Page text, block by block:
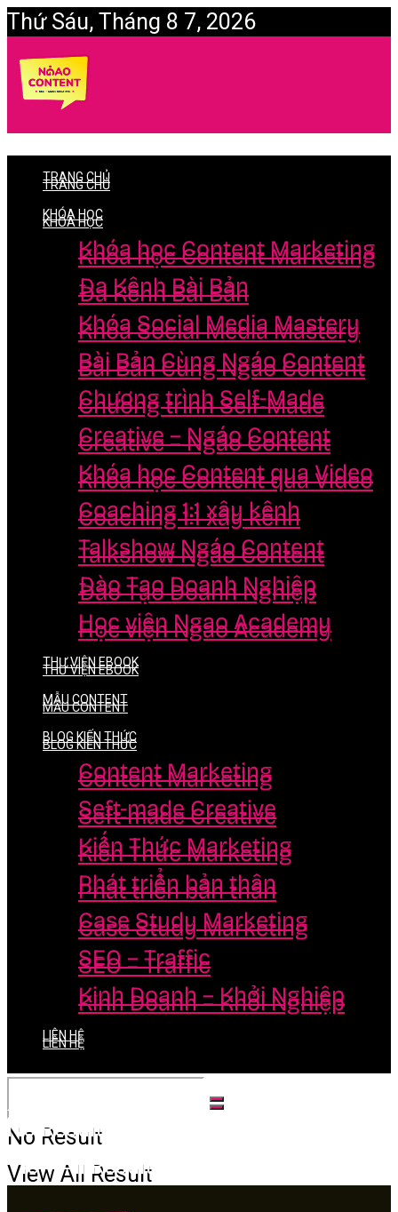
Thứ Sáu, Tháng 8 7, 2026
Login
TRANG CHỦ
KHÓA HỌC
Khóa học Content Marketing
Đa Kênh Bài Bản
Khóa Social Media Mastery
Bài Bản Cùng Ngáo Content
Chương trình Self-Made
Creative – Ngáo Content
Khóa học Content qua Video
Coaching 1:1 xây kênh
Talkshow Ngáo Content
Đào Tạo Doanh Nghiệp
Học viện Ngao Academy
THƯ VIỆN EBOOK
MẪU CONTENT
BLOG KIẾN THỨC
Content Marketing
Seft-made Creative
Kiến Thức Marketing
Phát triển bản thân
Case Study Marketing
SEO – Traffic
Kinh Doanh – Khởi Nghiệp
LIÊN HỆ
No Result
View All Result
TRANG CHỦ
KHÓA HỌC
Khóa học Content Marketing
Đa Kênh Bài Bản
Khóa Social Media Mastery
Bài Bản Cùng Ngáo Content
Chương trình Self-Made
Creative – Ngáo Content
Khóa học Content qua Video
Coaching 1:1 xây kênh
Talkshow Ngáo Content
Đào Tạo Doanh Nghiệp
Học viện Ngao Academy
THƯ VIỆN EBOOK
MẪU CONTENT
BLOG KIẾN THỨC
Content Marketing
Seft-made Creative
Kiến Thức Marketing
Phát triển bản thân
Case Study Marketing
SEO – Traffic
Kinh Doanh – Khởi Nghiệp
LIÊN HỆ
No Result
View All Result